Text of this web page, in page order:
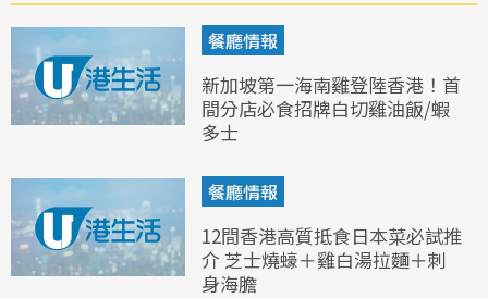
餐廳情報
新加坡第一海南雞登陸香港！首
間分店必食招牌白切雞油飯/蝦
多士
餐廳情報
12間香港高質抵食日本菜必試推
介 芝士燒蠔＋雞白湯拉麵＋刺
身海膽